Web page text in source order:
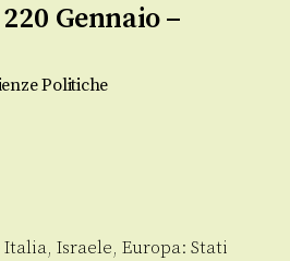
Gennaio –
Politiche
Italia, Israele, Europa: Stati